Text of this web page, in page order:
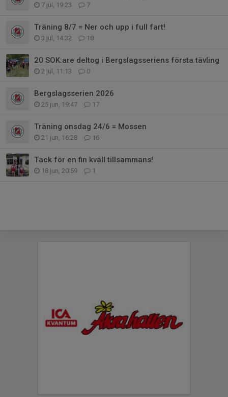
7 jul, 19:23 7
Träning 8/7 = Ner och upp i full fart!
3 jul, 14:32 18
20 SOK:are deltog i Bergslagsseriens första tävling
2 jul, 11:13 0
Bergslagsserien 2026
25 jun, 19:47 17
Träning onsdag 24/6 = Mossen
21 jun, 16:28 16
Tack för en fin kväll tillsammans!
18 jun, 20:59 1